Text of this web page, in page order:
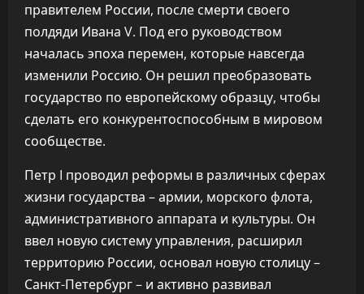
правителем России, после смерти своего
полдяди Ивана V. Под его руководством
началась эпоха перемен, которые навсегда
изменили Россию. Он решил преобразовать
государство по европейскому образцу, чтобы
сделать его конкурентоспособным в мировом
сообществе.
Петр I проводил реформы в различных сферах
жизни государства – армии, морского флота,
административного аппарата и культуры. Он
ввел новую систему управления, расширил
территорию России, основал новую столицу –
Санкт-Петербург – и активно развивал